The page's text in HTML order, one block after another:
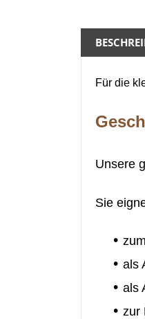
Für die
Unsere
Sie
als
als
zur